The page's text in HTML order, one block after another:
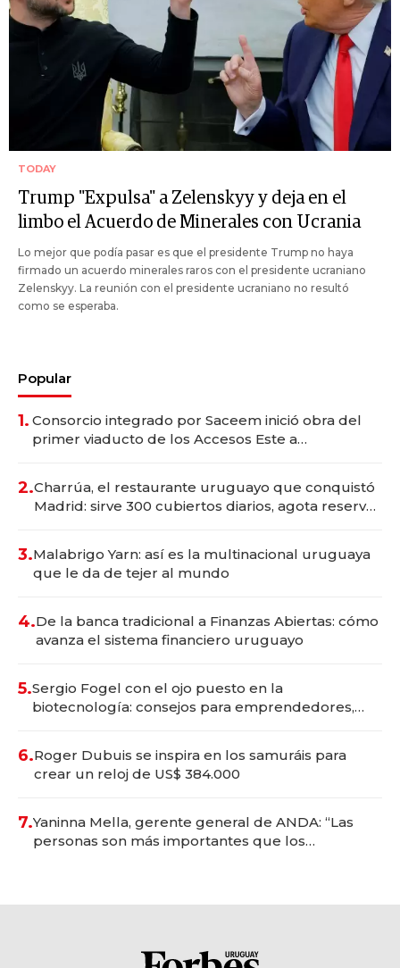
TODAY
Trump "Expulsa" a Zelenskyy y deja en el
limbo el Acuerdo de Minerales con Ucrania
Lo mejor que podía pasar es que el presidente Trump no haya
firmado un acuerdo minerales raros con el presidente ucraniano
Zelenskyy. La reunión con el presidente ucraniano no resultó
como se esperaba.
Popular
1. Consorcio integrado por Saceem inició obra del
primer viaducto de los Accesos Este a
2.Charrúa, el restaurante uruguayo que conquistó
Madrid: sirve 300 cubiertos diarios, agota reservas
3.Malabrigo Yarn: así es la multinacional uruguaya
que le da de tejer al mundo
4.De la banca tradicional a Finanzas Abiertas: cómo
avanza el sistema financiero uruguayo
5.Sergio Fogel con el ojo puesto en la
biotecnología: consejos para emprendedores,
6.Roger Dubuis se inspira en los samuráis para
crear un reloj de US$ 384.000
7.Yaninna Mella, gerente general de ANDA: “Las
personas son más importantes que los